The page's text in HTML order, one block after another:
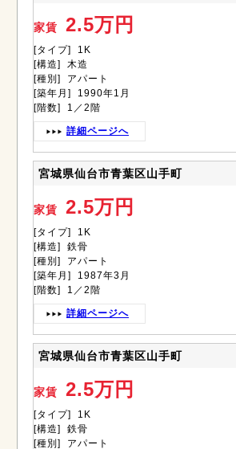
家賃 2.5万円
[タイプ] 1K
[構造] 木造
[種別] アパート
[築年月] 1990年1月
[階数] 1／2階
詳細ページへ
宮城県仙台市青葉区山手町
家賃 2.5万円
[タイプ] 1K
[構造] 鉄骨
[種別] アパート
[築年月] 1987年3月
[階数] 1／2階
詳細ページへ
宮城県仙台市青葉区山手町
家賃 2.5万円
[タイプ] 1K
[構造] 鉄骨
[種別] アパート